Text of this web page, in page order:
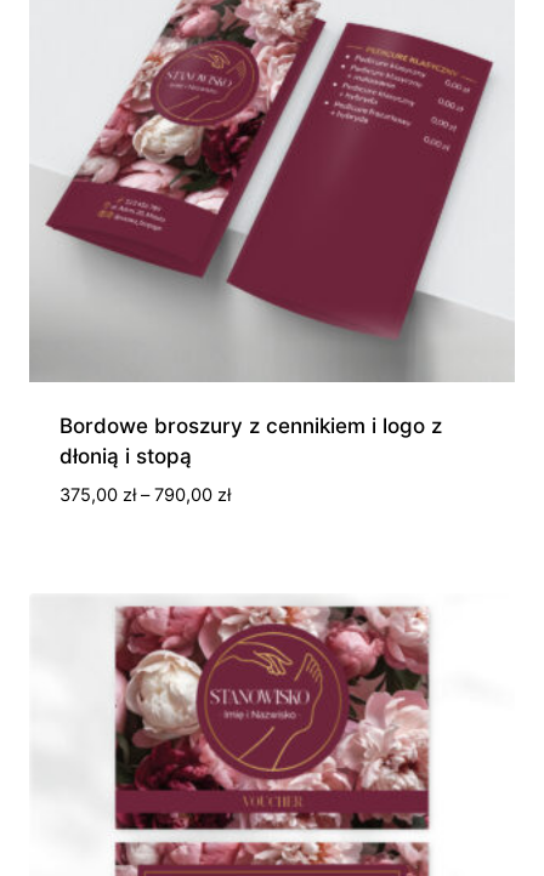
Bordowe broszury z cennikiem i logo z
dłonią i stopą
375,00 zł – 790,00 złZakres
do
790,00 zł